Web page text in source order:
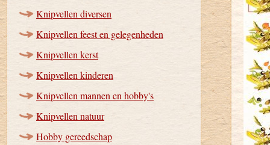
Knipvellen diversen
Knipvellen feest en gelegenheden
Knipvellen kerst
Knipvellen kinderen
Knipvellen mannen en hobby's
Knipvellen natuur
Hobby gereedschap